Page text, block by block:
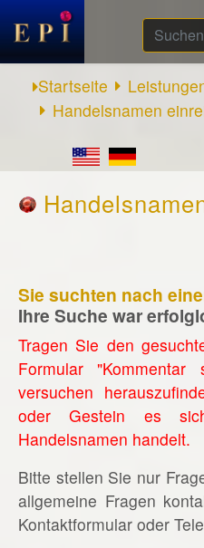
Suchen
...
Startseite
Handelsnamen
Sie suchten nach
Ihre Suche war
Tragen Sie den
Formular
versuchen
oder Gestein es
Handelsnamen handelt.
Bitte stellen Sie nur
allgemeine Fragen
Kontaktformular oder